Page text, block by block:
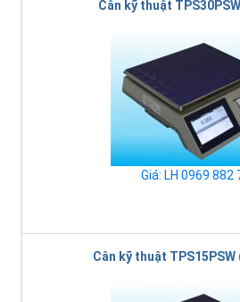
Cân kỹ thuật
Giá: LH 0969 882
Cân kỹ thuật